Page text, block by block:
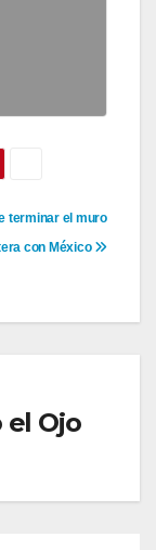
terminar el muro
con México
el Ojo